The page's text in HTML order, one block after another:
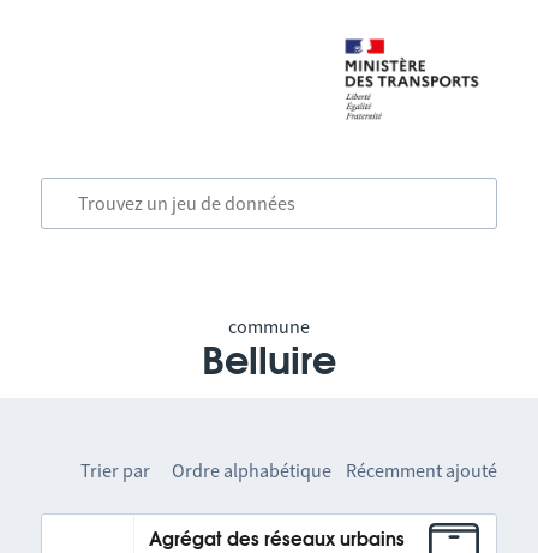
commune
Belluire
Trier par Ordre alphabétique Récemment ajouté
Agrégat des réseaux urbains